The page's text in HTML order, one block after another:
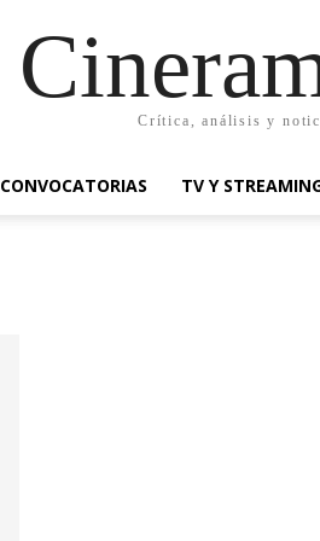
Crítica, análisis y
CONVOCATORIAS TV Y